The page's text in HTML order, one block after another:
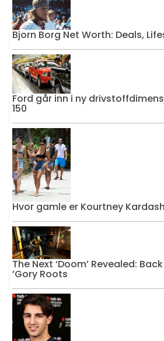
Bjorn Borg Net Worth: Deals,
Ford går inn i ny
150
Hvor gamle er Kourtney
The Next ‘Doom’ Revealed:
’Gory Roots